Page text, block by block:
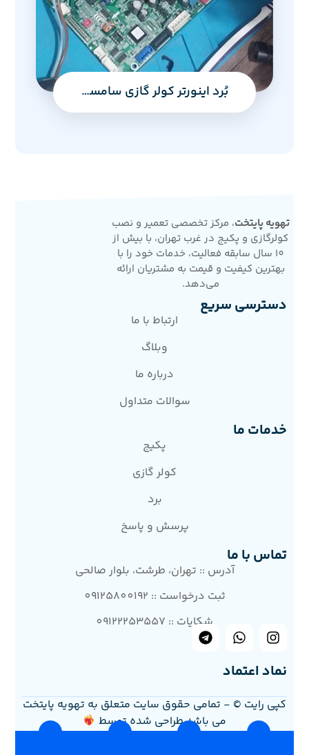
بُرد اینورتر کولر گازی سامسونگ مدل مالدیو
تهویه پایتخت، مرکز تخصصی تعمیر و نصب
کولرگازی و پکیج در غرب تهران، با بیش از
10 سال سابقه فعالیت، خدمات خود را با
بهترین کیفیت و قیمت به مشتریان ارائه
می‌دهد.
دسترسی سریع
ارتباط با ما
وبلاگ
درباره ما
سوالات متداول
خدمات ما
پکیج
کولر گازی
برد
پرسش و پاسخ
تماس با ما
آدرس :: تهران، طرشت، بلوار صالحی
ثبت درخواست :: 09125800192
شکایات :: 09122253557
نماد اعتماد
کپی رایت © - تمامی حقوق سایت متعلق به تهویه پایتخت
می باشد.طراحی شده توسط